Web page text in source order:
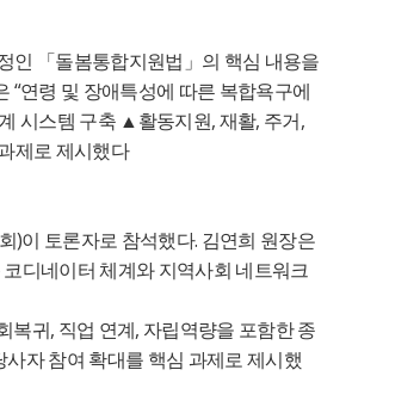
인 「 돌봄통합지원법 」 의 핵심 내용을
“연령 및 장애특성에 따른 복합욕구에
시스템 구축 ▲ 활동지원, 재활, 주거 ,
제로 제시했다
)이 토론자로 참석했다. 김연희 원장은
코디네이터 체계와 지역사회 네트워크
복귀 , 직업 연계 , 자립역량을 포함한 종
사자 참여 확대를 핵심 과제로 제시했